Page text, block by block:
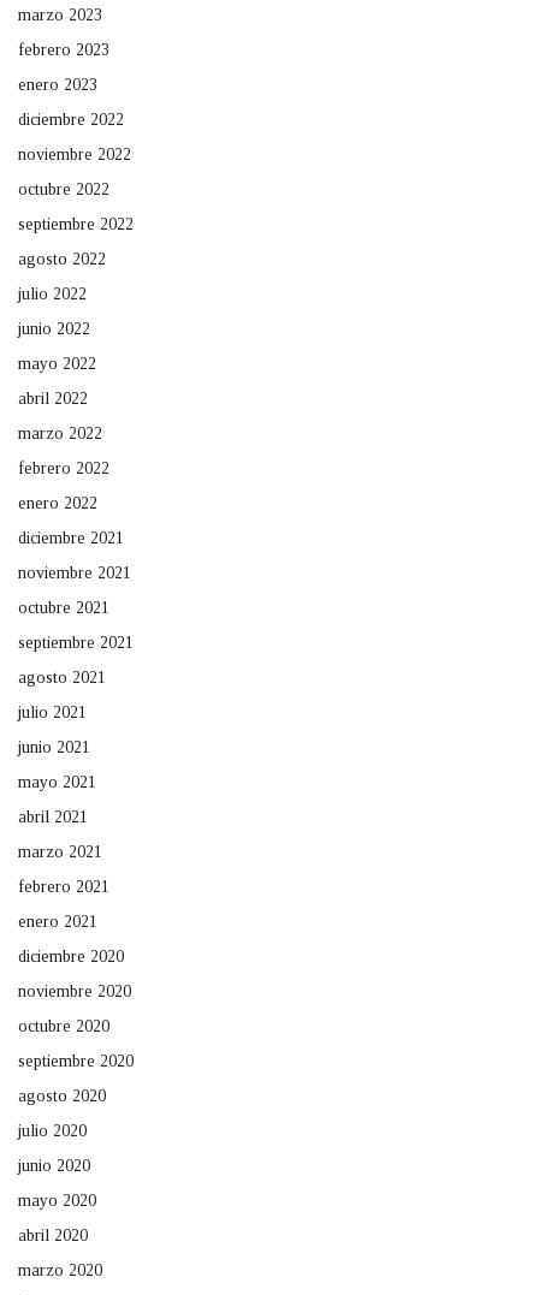
marzo 2023
febrero 2023
enero 2023
diciembre 2022
noviembre 2022
octubre 2022
septiembre 2022
agosto 2022
julio 2022
junio 2022
mayo 2022
abril 2022
marzo 2022
febrero 2022
enero 2022
diciembre 2021
noviembre 2021
octubre 2021
septiembre 2021
agosto 2021
julio 2021
junio 2021
mayo 2021
abril 2021
marzo 2021
febrero 2021
enero 2021
diciembre 2020
noviembre 2020
octubre 2020
septiembre 2020
agosto 2020
julio 2020
junio 2020
mayo 2020
abril 2020
marzo 2020